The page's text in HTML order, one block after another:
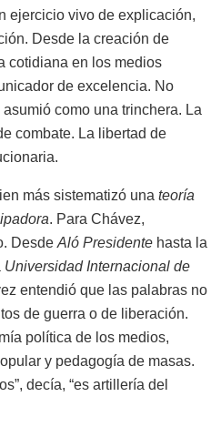
ejercicio vivo de explicación,
Desde la creación de
cotidiana en los medios
de excelencia. No
como una trinchera. La
combate. La libertad de
más sistematizó una teoría
. Para Chávez,
Desde Aló Presidente hasta la
Universidad Internacional de
entendió que las palabras no
de guerra o de liberación.
política de los medios,
y pedagogía de masas.
decía, “es artillería del